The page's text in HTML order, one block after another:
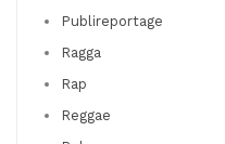
Publireportage
Ragga
Rap
Reggae